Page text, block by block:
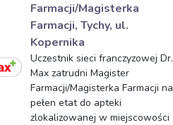
Farmacji/Magisterka
Farmacji, Tychy, ul.
Kopernika
Uczestnik sieci franczyzowej Dr.
Max zatrudni Magister
Farmacji/Magisterka Farmacji na
pełen etat do apteki
zlokalizowanej w miejscowości